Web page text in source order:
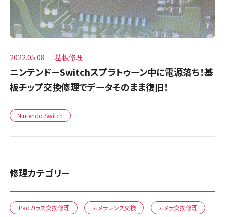
2022.05.08 基板修理
ニンテンドーSwitchスプラトゥーン中に電源落ち！基
板チップ交換修理でデータそのまま復旧！
Nintendo Switch
修理カテゴリー
iPadガラス交換修理 カメラレンズ交換 カメラ交換修理